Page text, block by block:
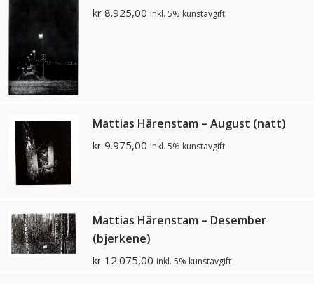
kr 8.925,00 inkl. 5% kunstavgift
Mattias Härenstam – August (natt)
kr 9.975,00 inkl. 5% kunstavgift
Mattias Härenstam – Desember
(bjerkene)
kr 12.075,00 inkl. 5% kunstavgift